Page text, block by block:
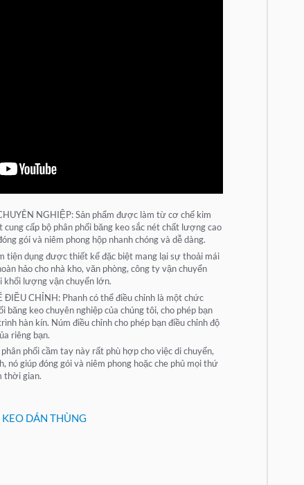
NGHIỆP: Sản phẩm được làm từ cơ chế kim
cấp bộ phân phối băng keo sắc nét chất lượng cao
gói và niêm phong hộp nhanh chóng và dễ dàng.
tiện dụng được thiết kế đặc biệt mang lại sự thoải mái
hảo cho nhà kho, văn phòng, công ty vận chuyển
khối lượng vận chuyển lớn.
CHỈNH: Phanh có thể điều chỉnh là một chức
băng keo chuyên nghiệp của chúng tôi, cho phép bạn
hàn kín. Núm điều chỉnh cho phép bạn điều chỉnh độ
riêng bạn.
phối cầm tay này rất phù hợp cho việc di chuyển,
nó giúp đóng gói và niêm phong hoặc che phủ mọi thứ
thời gian.
KEO DÁN THÙNG